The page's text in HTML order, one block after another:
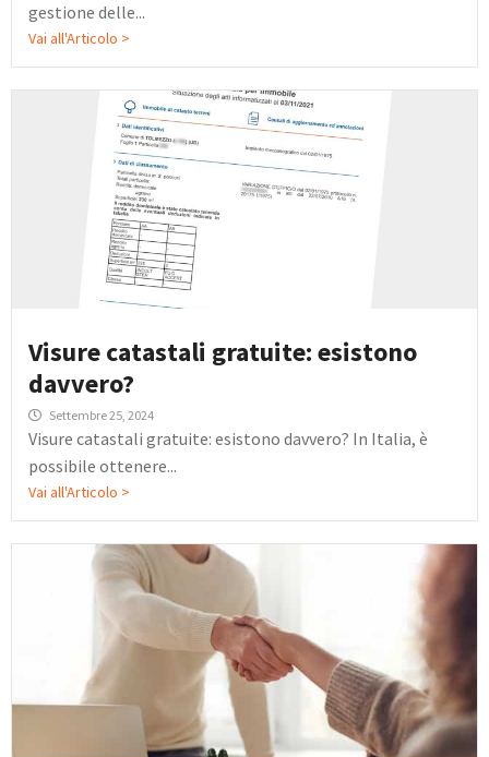
gestione delle...
Vai all'Articolo >
Visure catastali gratuite: esistono
davvero?
Settembre 25, 2024
Visure catastali gratuite: esistono davvero? In Italia, è
possibile ottenere...
Vai all'Articolo >